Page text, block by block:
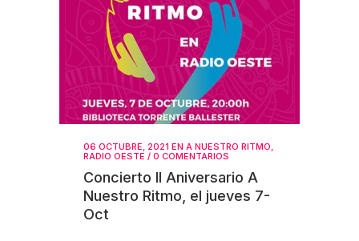
06 OCTUBRE, 2021 EN A NUESTRO RITMO,
RADIO OESTE / 0 COMENTARIOS
Concierto II Aniversario A
Nuestro Ritmo, el jueves 7-
Oct